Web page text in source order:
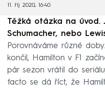
11. říj 2020, 16:40
Těžká otázka na úvod.
Schumacher, nebo
Porovnáváme různé
končil, Hamilton v F1
pár sezon vrátil do
facto se dá říct, že